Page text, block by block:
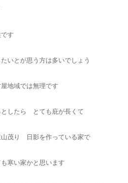
す
いとが思う方は多いでしょう
地域では無理です
としたら とても庇が長くて
茂り 日影を作っている家で
寒い家かと思います